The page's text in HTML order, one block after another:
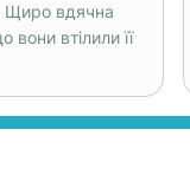
Щиро вдячна
вони втілили її